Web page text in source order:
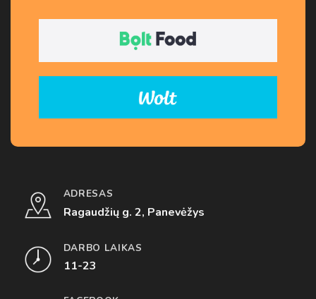
ADRESAS
Ragaudžių g. 2, Panevėžys
DARBO LAIKAS
11-23